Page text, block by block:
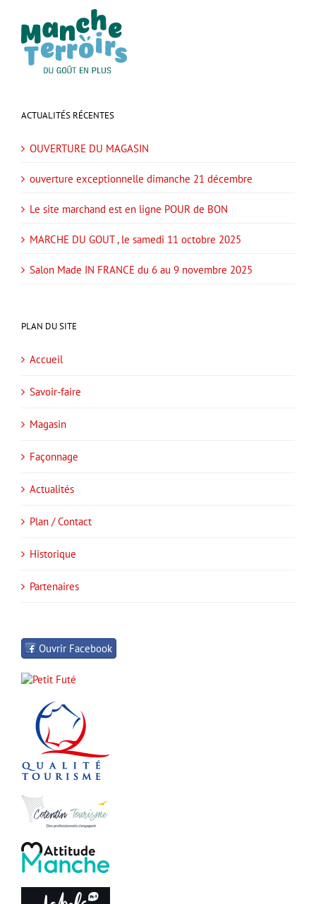
ACTUALITÉS RÉCENTES
OUVERTURE DU MAGASIN
ouverture exceptionnelle dimanche 21 décembre
Le site marchand est en ligne POUR de BON
MARCHE DU GOUT , le samedi 11 octobre 2025
Salon Made IN FRANCE du 6 au 9 novembre 2025
PLAN DU SITE
Accueil
Savoir-faire
Magasin
Façonnage
Actualités
Plan / Contact
Historique
Partenaires
Ouvrir Facebook